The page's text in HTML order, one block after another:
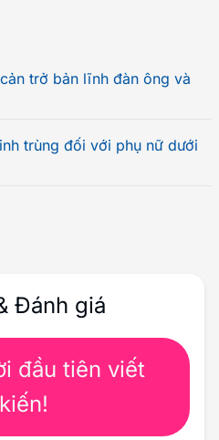
trở bản lĩnh đàn ông và
trùng đối với phụ nữ dưới
Đánh giá
đầu tiên viết